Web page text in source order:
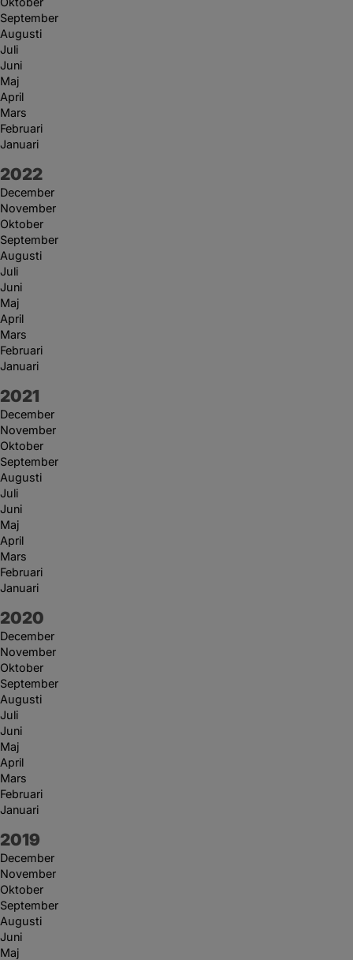
September
Augusti
Juli
Juni
Maj
April
Mars
Februari
Januari
År:
2022
December
November
Oktober
September
Augusti
Juli
Juni
Maj
April
Mars
Februari
Januari
År:
2021
December
November
Oktober
September
Augusti
Juli
Juni
Maj
April
Mars
Februari
Januari
År:
2020
December
November
Oktober
September
Augusti
Juli
Juni
Maj
April
Mars
Februari
Januari
År:
2019
December
November
Oktober
September
Augusti
Juni
Maj